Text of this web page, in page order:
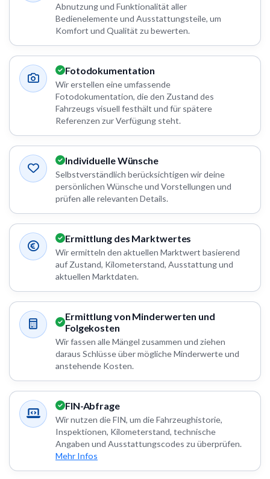
Abnutzung und Funktionalität aller
Bedienelemente und Ausstattungsteile, um
Komfort und Qualität zu bewerten.
Fotodokumentation
Wir erstellen eine umfassende
Fotodokumentation, die den Zustand des
Fahrzeugs visuell festhält und für spätere
Referenzen zur Verfügung steht.
Individuelle Wünsche
Selbstverständlich berücksichtigen wir deine
persönlichen Wünsche und Vorstellungen und
prüfen alle relevanten Details.
Ermittlung des Marktwertes
Wir ermitteln den aktuellen Marktwert basierend
auf Zustand, Kilometerstand, Ausstattung und
aktuellen Marktdaten.
Ermittlung von Minderwerten und
Folgekosten
Wir fassen alle Mängel zusammen und ziehen
daraus Schlüsse über mögliche Minderwerte und
anstehende Kosten.
FIN-Abfrage
Wir nutzen die FIN, um die Fahrzeughistorie,
Inspektionen, Kilometerstand, technische
Angaben und Ausstattungscodes zu überprüfen.
Mehr Infos